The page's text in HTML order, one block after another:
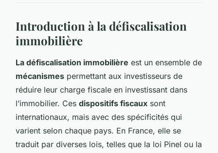
Introduction à la défiscalisation
immobilière
La défiscalisation immobilière est un ensemble de
mécanismes permettant aux investisseurs de
réduire leur charge fiscale en investissant dans
l’immobilier. Ces dispositifs fiscaux sont
internationaux, mais avec des spécificités qui
varient selon chaque pays. En France, elle se
traduit par diverses lois, telles que la loi Pinel ou la